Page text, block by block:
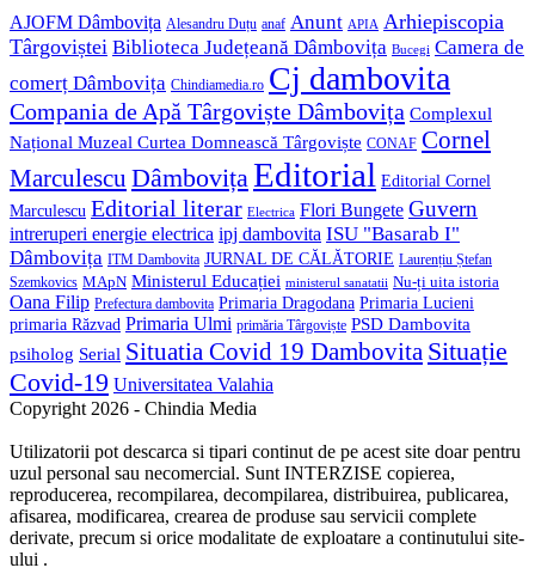
AJOFM Dâmbovița Alesandru Duțu anaf Anunt APIA Arhiepiscopia
Târgoviștei Biblioteca Județeană Dâmbovița Bucegi Camera de
comerț Dâmbovița Chindiamedia.ro Cj dambovita
Compania de Apă Târgoviște Dâmbovița Complexul
Național Muzeal Curtea Domnească Târgoviște CONAF Cornel
Marculescu Dâmbovița Editorial Editorial Cornel
Marculescu Editorial literar Electrica Flori Bungete Guvern
intreruperi energie electrica ipj dambovita ISU "Basarab I"
Dâmbovița ITM Dambovita JURNAL DE CĂLĂTORIE Laurențiu Ștefan
Szemkovics MApN Ministerul Educației ministerul sanatatii Nu-ți uita istoria
Oana Filip Prefectura dambovita Primaria Dragodana Primaria Lucieni
primaria Răzvad Primaria Ulmi primăria Târgoviște PSD Dambovita
psiholog Serial Situatia Covid 19 Dambovita Situație
Covid-19 Universitatea Valahia
Copyright 2026 - Chindia Media
Utilizatorii pot descarca si tipari continut de pe acest site doar pentru
uzul personal sau necomercial. Sunt INTERZISE copierea,
reproducerea, recompilarea, decompilarea, distribuirea, publicarea,
afisarea, modificarea, crearea de produse sau servicii complete
derivate, precum si orice modalitate de exploatare a continutului site-
ului .